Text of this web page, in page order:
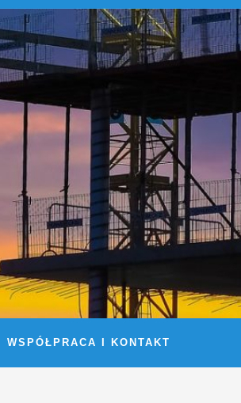
WSPÓŁPRACA I KONTAKT